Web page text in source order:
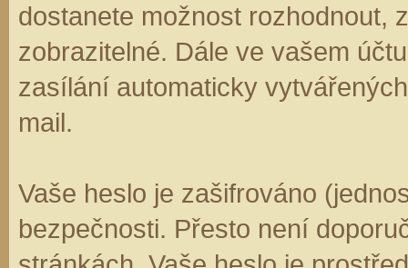
dostanete možnost rozhodnout,
zobrazitelné. Dále ve vašem
zasílání automaticky
mail.
Vaše heslo je zašifrováno
bezpečnosti. Přesto není